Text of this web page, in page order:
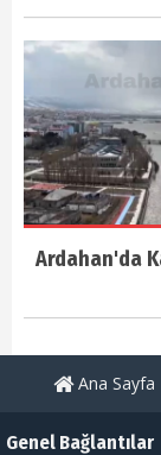
Ardahan'da
Ana Sayfa
Genel Bağlantılar